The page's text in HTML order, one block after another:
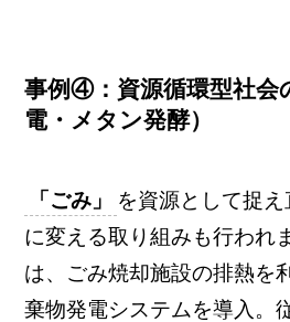
事例④：資源循環型社会
電・メタン発酵）
「ごみ」
を資源として捉
に変える取り組みも行われ
は、ごみ焼却施設の排熱を
棄物発電システムを導入。